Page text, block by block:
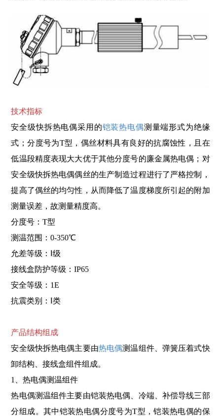
技术指标
安全级快拆热电偶采用的铠装热电偶测量端形式为绝缘
式；分度号为T型，偶丝材料具有良好的抗腐蚀性，且在
低温段精度表现大大优于其他分度号的廉金属热电偶；对
安全级快拆热电偶偶丝的生产制造过程进行了严格控制，
提高了偶丝的均匀性，从而降低了温度梯度所引起的附加
测量误差，故测量精度高。
分度号：T型
测温范围：0-350℃
允差等级：Ⅰ级
接线盒防护等级：IP65
安全等级：1E
抗震类别：Ⅰ类
产品结构组成
安全级快拆热电偶主要由热电偶测温组件、弹簧压着式快
卸结构、接线盒组件组成。
1、热电偶测温组件
热电偶测温组件主要由铠装热电偶、冷端、补偿导线三部
分组成。其中铠装热电偶分度号为T型，铠装热电偶的保